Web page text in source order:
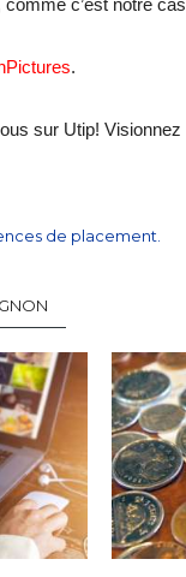
.
sur Utip! Visionnez
de placement.